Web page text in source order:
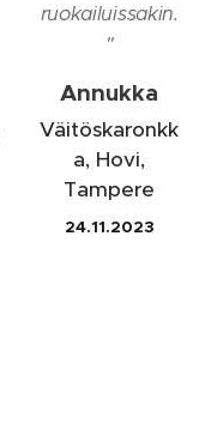
ruokailuissakin.
"
Annukka
Väitöskaronkk
a, Hovi,
Tampere
24.11.2023